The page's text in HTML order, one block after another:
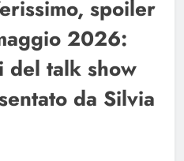
spoiler
2026:
del talk show
da Silvia